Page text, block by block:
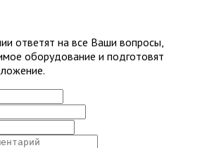
ответят на все Ваши вопросы,
оборудование и подготовят